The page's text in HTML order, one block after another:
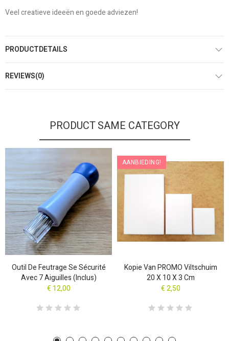
Veel creatieve ideeën en goede adviezen!
PRODUCTDETAILS
REVIEWS(0)
PRODUCT SAME CATEGORY
Outil De Feutrage Se Sécurité
Avec 7 Aiguilles (inclus)
€ 12,00
AANBIEDING!
Kopie Van PROMO Viltschuim
20 X 10 X 3 Cm
€ 2,50